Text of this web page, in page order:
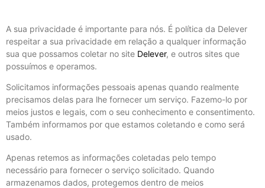
A sua privacidade é importante para nós. É política da Delever
respeitar a sua privacidade em relação a qualquer informação
sua que possamos coletar no site Delever, e outros sites que
possuímos e operamos.
Solicitamos informações pessoais apenas quando realmente
precisamos delas para lhe fornecer um serviço. Fazemo-lo por
meios justos e legais, com o seu conhecimento e consentimento.
Também informamos por que estamos coletando e como será
usado.
Apenas retemos as informações coletadas pelo tempo
necessário para fornecer o serviço solicitado. Quando
armazenamos dados, protegemos dentro de meios